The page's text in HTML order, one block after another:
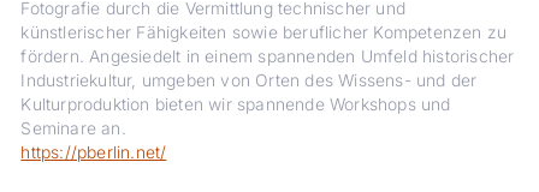
Fotografie durch die Vermittlung technischer und
künstlerischer Fähigkeiten sowie beruflicher Kompetenzen zu
fördern. Angesiedelt in einem spannenden Umfeld historischer
Industriekultur, umgeben von Orten des Wissens- und der
Kulturproduktion bieten wir spannende Workshops und
Seminare an.
https://pberlin.net/